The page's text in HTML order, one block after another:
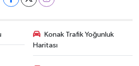
Konak Trafik Yoğunluk
Haritası